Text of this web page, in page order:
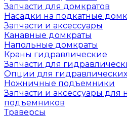
Запчасти для домкратов
Насадки на подкатные
Запчасти и аксессуары
Канавные домкраты
Напольные домкраты
Краны гидравлические
Запчасти для
Опции для
Ножничные подъемники
Запчасти и аксессуары
подъемников
Траверсы